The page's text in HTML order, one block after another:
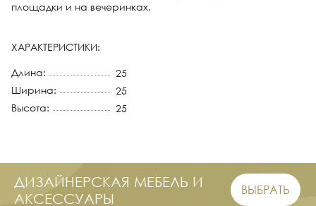
площадки и на вечеринках.
ХАРАКТЕРИСТИКИ:
Длина:
25
Ширина:
25
Высота:
25
ДИЗАЙНЕРСКАЯ МЕБЕЛЬ И
АКСЕССУАРЫ
ВЫБРАТЬ